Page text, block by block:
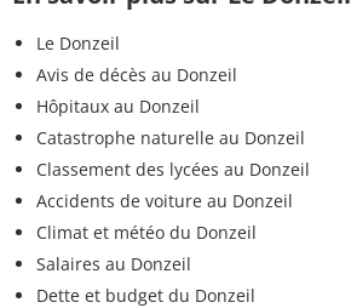
Le Donzeil
Avis de décès au Donzeil
Hôpitaux au Donzeil
Catastrophe naturelle au Donzeil
Classement des lycées au Donzeil
Accidents de voiture au Donzeil
Climat et météo du Donzeil
Salaires au Donzeil
Dette et budget du Donzeil